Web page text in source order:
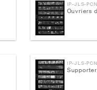
IP-JLS-
Ouvriers
IP-JLS-